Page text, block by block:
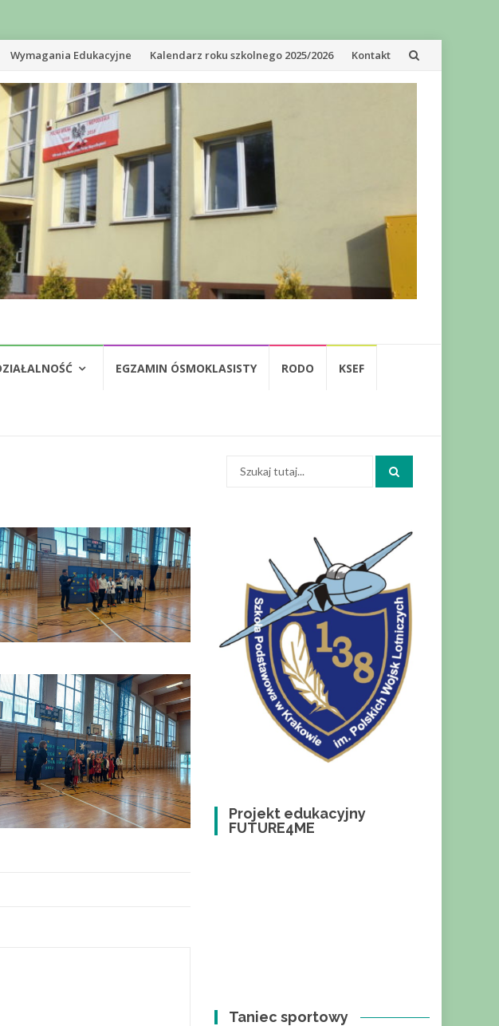
Wymagania Edukacyjne Kalendarz roku szkolnego 2025/2026 Kontakt
EGZAMIN ÓSMOKLASISTY RODO KSEF
Projekt edukacyjny
FUTURE4ME
Taniec sportowy